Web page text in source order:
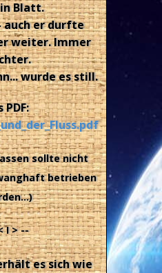
Blatt.
auch er durfte
weiter. Immer
wurde es still.
PDF:
sollte nicht
betrieben
I > --
es sich wie